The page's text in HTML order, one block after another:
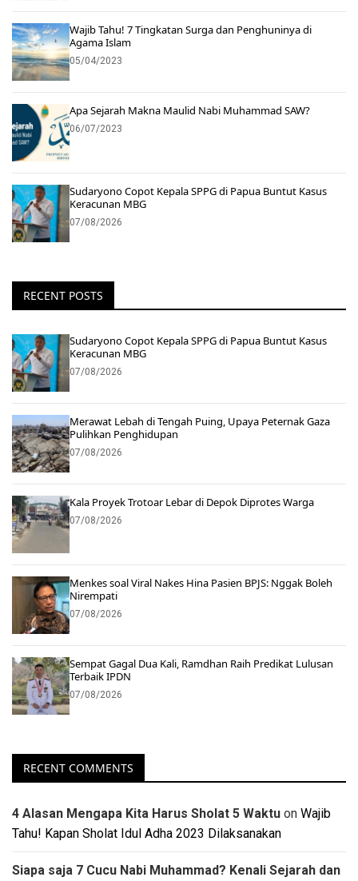
Wajib Tahu! 7 Tingkatan Surga dan Penghuninya di
Agama Islam
05/04/2023
Apa Sejarah Makna Maulid Nabi Muhammad SAW?
06/07/2023
Sudaryono Copot Kepala SPPG di Papua Buntut Kasus
Keracunan MBG
07/08/2026
RECENT POSTS
Sudaryono Copot Kepala SPPG di Papua Buntut Kasus
Keracunan MBG
07/08/2026
Merawat Lebah di Tengah Puing, Upaya Peternak Gaza
Pulihkan Penghidupan
07/08/2026
Kala Proyek Trotoar Lebar di Depok Diprotes Warga
07/08/2026
Menkes soal Viral Nakes Hina Pasien BPJS: Nggak Boleh
Nirempati
07/08/2026
Sempat Gagal Dua Kali, Ramdhan Raih Predikat Lulusan
Terbaik IPDN
07/08/2026
RECENT COMMENTS
4 Alasan Mengapa Kita Harus Sholat 5 Waktu on Wajib
Tahu! Kapan Sholat Idul Adha 2023 Dilaksanakan
Siapa saja 7 Cucu Nabi Muhammad? Kenali Sejarah dan